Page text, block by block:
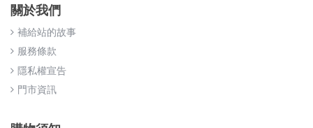
關於我們
補給站的故事
服務條款
隱私權宣告
門市資訊